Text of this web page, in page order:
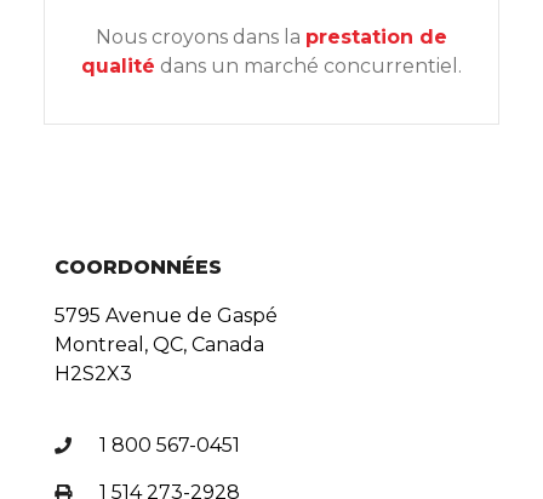
Nous croyons dans la prestation de
qualité dans un marché concurrentiel.
COORDONNÉES
5795 Avenue de Gaspé
Montreal, QC, Canada
H2S2X3
1 800 567-0451
1 514 273-2928